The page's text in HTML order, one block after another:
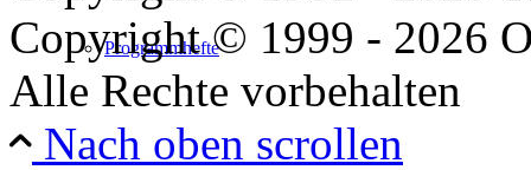
Programmhefte
Copyright © 1999 - 2026
Alle Rechte vorbehalten
Nach oben scrollen